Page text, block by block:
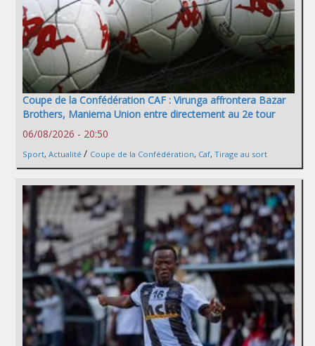
Coupe de la Confédération CAF : Virunga affrontera Bazar
Brothers, Maniema Union entre directement au 2e tour
06/08/2026 - 20:50
Sport, Actualité / Coupe de la Confédération, Caf, Tirage au sort